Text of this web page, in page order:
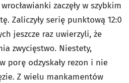
zaczęły w szybkim
Zaliczyły serię punktową 12:0
jeszcze raz uwierzyli, że
zwycięstwo. Niestety,
porę odzyskały rezon i nie
Z wielu mankamentów